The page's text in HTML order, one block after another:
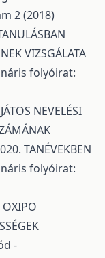
2 (2018)
VIZSGÁLATA
folyóirat:
NEVELÉSI
TANÉVEKBEN
folyóirat:
OXIPO
-